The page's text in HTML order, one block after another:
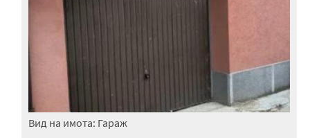
Вид на имота: Гараж